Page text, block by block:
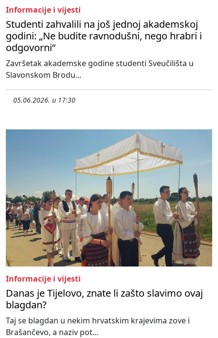
Informacije i vijesti
Studenti zahvalili na još jednoj akademskoj
godini: „Ne budite ravnodušni, nego hrabri i
odgovorni“
Završetak akademske godine studenti Sveučilišta u
Slavonskom Brodu...
05.06.2026. u 17:30
Informacije i vijesti
Danas je Tijelovo, znate li zašto slavimo ovaj
blagdan?
Taj se blagdan u nekim hrvatskim krajevima zove i
Brašančevo, a naziv pot...